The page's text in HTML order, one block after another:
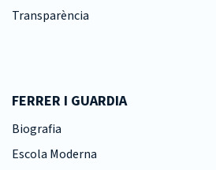
Transparència
FERRER I GUARDIA
Biografia
Escola Moderna